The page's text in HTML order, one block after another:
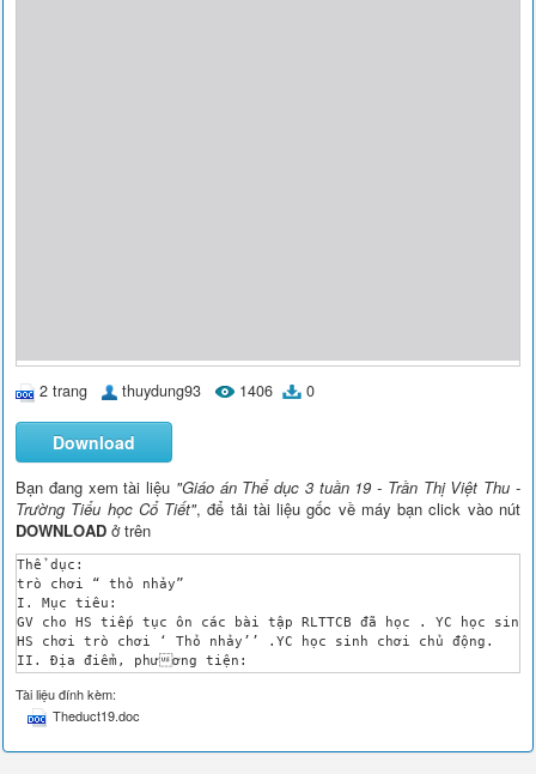
2 trang thuydung93 1406 0
Download
Bạn đang xem tài liệu "Giáo án Thể dục 3 tuần 19 - Trần Thị Việt Thu -
Trường Tiểu học Cổ Tiết", để tải tài liệu gốc về máy bạn click vào nút
DOWNLOAD ở trên
Thể dục:
trò chơi “ thỏ nhảy”
I. Mục tiêu:
GV cho HS tiếp tục ôn các bài tập RLTTCB đã học . YC học
HS chơi trò chơi ‘ Thỏ nhảy’’ .YC học sinh chơi chủ động.
II. Địa điểm, phương tiện:
Sân trường, còi.
III. Nội dung và phương pháp:
Nội dung
Phơng pháp tổ chức
Tài liệu đính kèm:
Theduct19.doc